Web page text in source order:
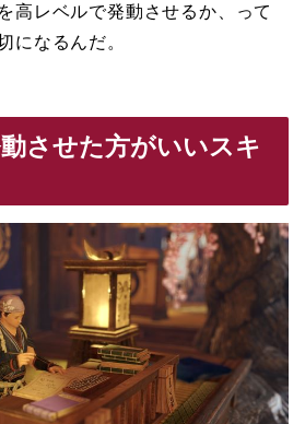
高レベルで発動させるか、って
になるんだ。
させた方がいいスキ